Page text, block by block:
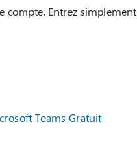
compte. Entrez simplement
Teams Gratuit